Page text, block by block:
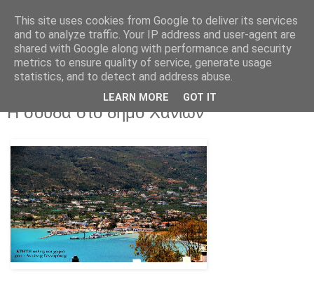
Πέμπτη 11 Σεπτεμβρίου 2025
Η σούδα στο δήμο Χανίων
This site uses cookies from Google to deliver its services
and to analyze traffic. Your IP address and user-agent are
shared with Google along with performance and security
metrics to ensure quality of service, generate usage
statistics, and to detect and address abuse.
LEARN MORE GOT IT